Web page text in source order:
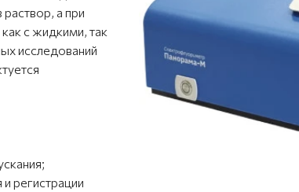
а при
с жидкими, так
исследований
регистрации